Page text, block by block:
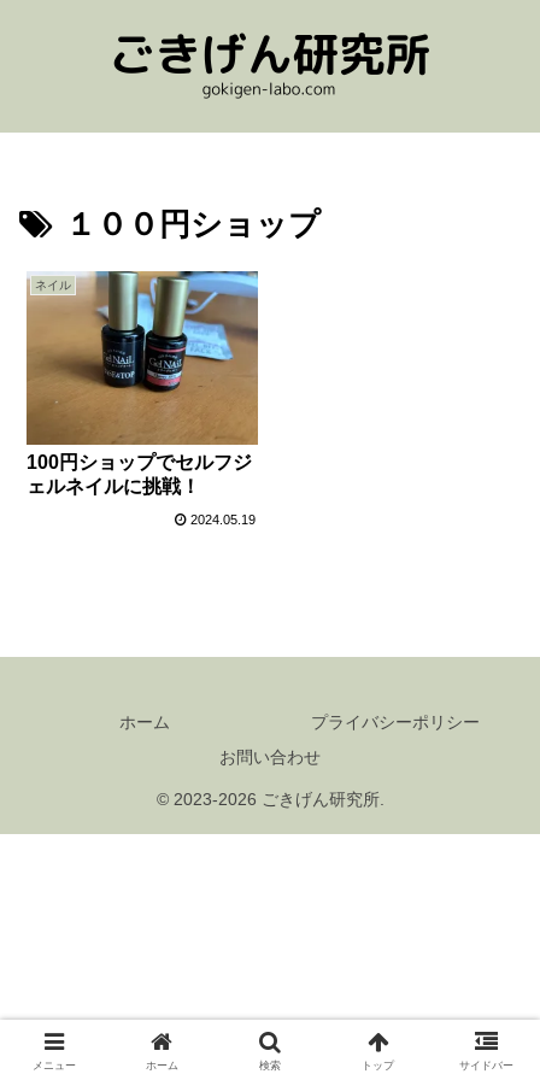
１００円ショップ
ネイル
100円ショップでセルフジ
ェルネイルに挑戦！
2024.05.19
ホーム
プライバシーポリシー
お問い合わせ
© 2023-2026 ごきげん研究所.
メニュー ホーム 検索 トップ サイドバー